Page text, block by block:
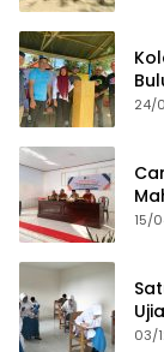
24/
15/
03/